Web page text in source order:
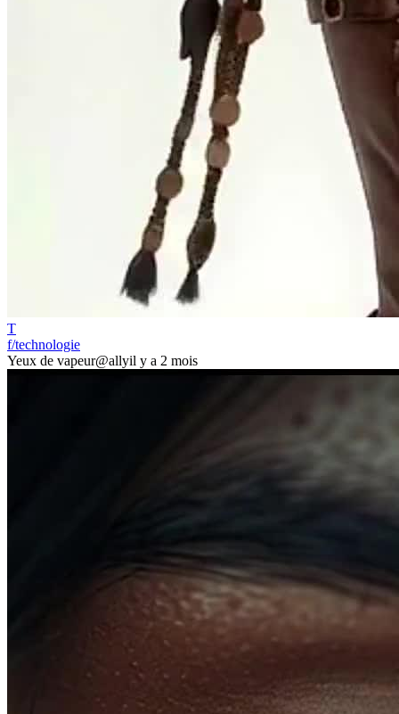
T
f/technologie
Yeux de vapeur@allyil y a 2 mois